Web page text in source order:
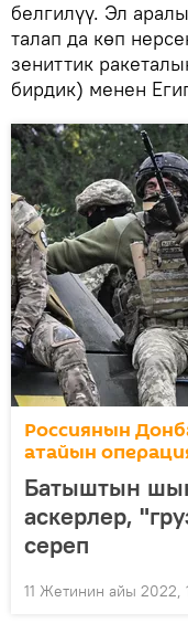
белгилүү. Эл
талап да көп
зениттик
бирдик) менен
Россиянын
атайын
Батыштын
аскерлер,
сереп
11 Жетинин айы 2022,